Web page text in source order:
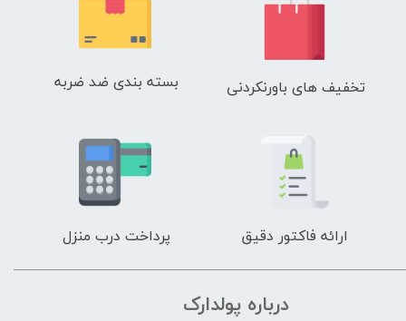
تخفیف های باورنکردنی بسته بندی ضد ضربه
ارائه فاکتور دقیق پرداخت درب منزل
درباره پولدارک